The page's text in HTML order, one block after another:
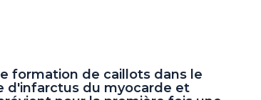
formation de caillots dans le
d'infarctus du myocarde et